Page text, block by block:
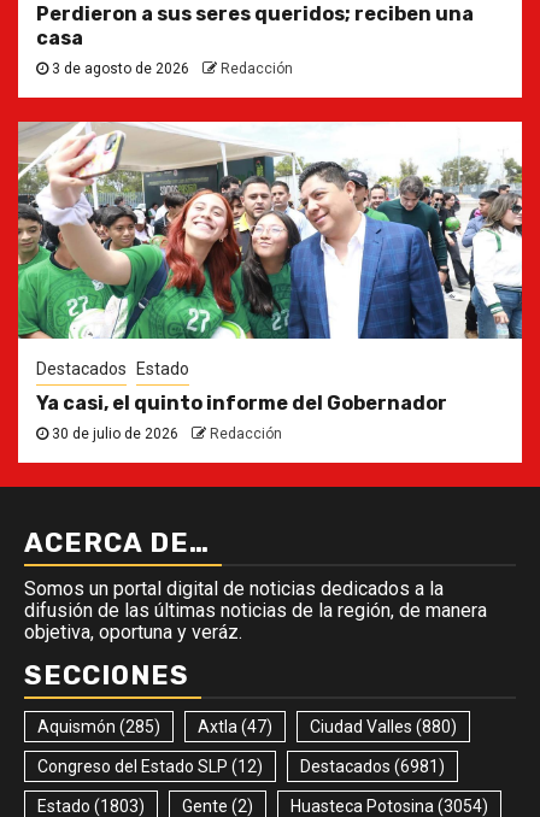
Perdieron a sus seres queridos; reciben una
casa
3 de agosto de 2026 Redacción
Destacados Estado
Ya casi, el quinto informe del Gobernador
30 de julio de 2026 Redacción
ACERCA DE…
Somos un portal digital de noticias dedicados a la
difusión de las últimas noticias de la región, de manera
objetiva, oportuna y veráz.
SECCIONES
Aquismón (285) Axtla (47) Ciudad Valles (880)
Congreso del Estado SLP (12) Destacados (6981)
Estado (1803) Gente (2) Huasteca Potosina (3054)